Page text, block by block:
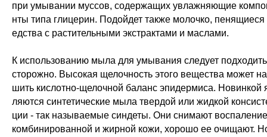
при умывании муссов, содержащих увлажняющие
нты типа глицерин. Подойдет также молочко, пенящиеся
едства с растительными экстрактами и маслами.
К использованию мыла для умывания следует
сторожно. Высокая щелочность этого вещества может
шить кислотно-щелочной баланс эпидермиса. Новинкой
ляются синтетические мыла твердой или жидкой
ции - так называемые синдеты. Они снимают
комбинированной и жирной кожи, хорошо ее очищают.